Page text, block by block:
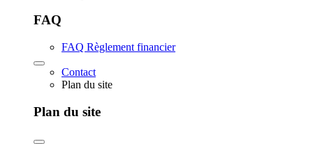
FAQ
FAQ Règlement financier
Contact
Plan du site
Plan du site